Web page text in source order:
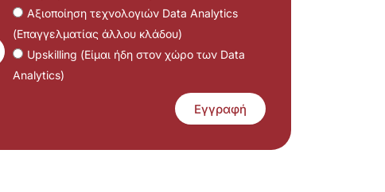
Αξιοποίηση τεχνολογιών Data Analytics
(Επαγγελματίας άλλου κλάδου)
Upskilling (Είμαι ήδη στον χώρο των Data
Analytics)
Εγγραφή